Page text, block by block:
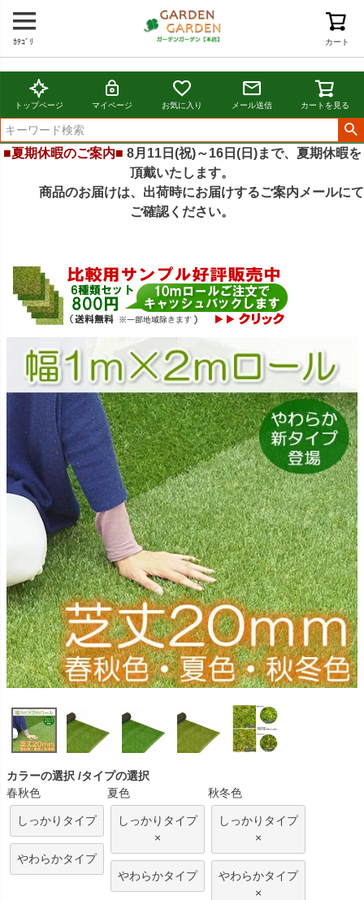
カート
ｶﾃｺﾞﾘ
トップページ マイページ お気に入り メール送信 カートを見る
■夏期休暇のご案内■ 8月11日(祝)～16日(日)まで、夏期休暇を
頂戴いたします。
商品のお届けは、出荷時にお届けするご案内メールにて
ご確認ください。
カラーの選択
タイプの選択
春秋色
しっかりタイプ
やわらかタイプ
夏色
しっかりタイプ
×
やわらかタイプ
秋冬色
しっかりタイプ
×
やわらかタイプ
×